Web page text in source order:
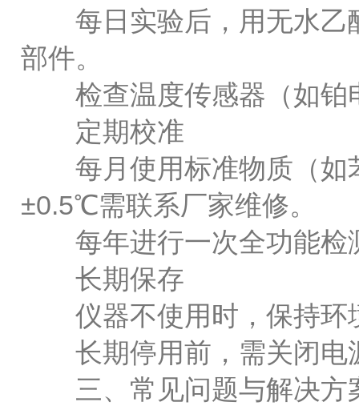
每日实验后，用无水乙
部件。
检查温度传感器（如铂
定期校准
每月使用标准物质（如
±0.5℃需联系厂家维修。
每年进行一次全功能检
长期保存
仪器不使用时，保持环
长期停用前，需关闭电
三、常见问题与解决方